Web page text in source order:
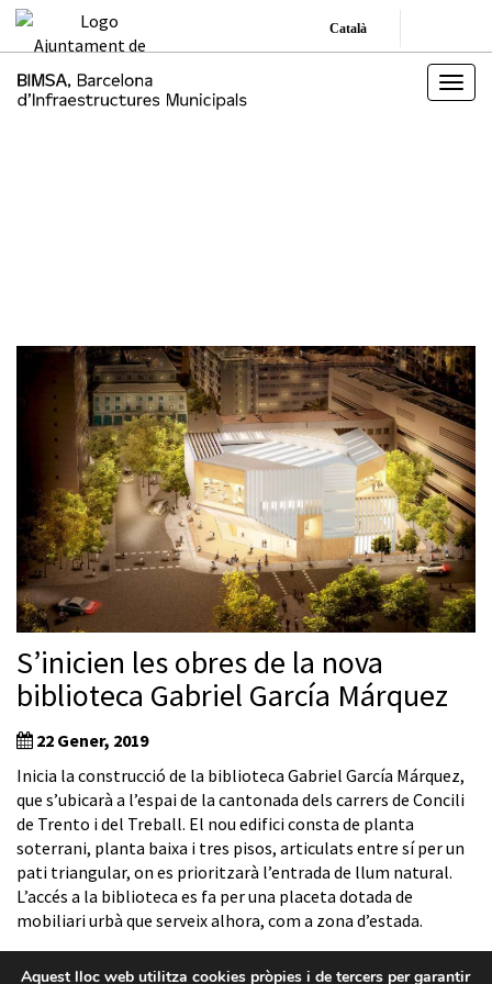
Català
S’inicien les obres de la nova
biblioteca Gabriel García Márquez
22 Gener, 2019
Inicia la construcció de la biblioteca Gabriel García Márquez,
que s’ubicarà a l’espai de la cantonada dels carrers de Concili
de Trento i del Treball. El nou edifici consta de planta
soterrani, planta baixa i tres pisos, articulats entre sí per un
pati triangular, on es prioritzarà l’entrada de llum natural.
L’accés a la biblioteca es fa per una placeta dotada de
mobiliari urbà que serveix alhora, com a zona d’estada.
Aquest lloc web utilitza cookies pròpies i de tercers per garantir